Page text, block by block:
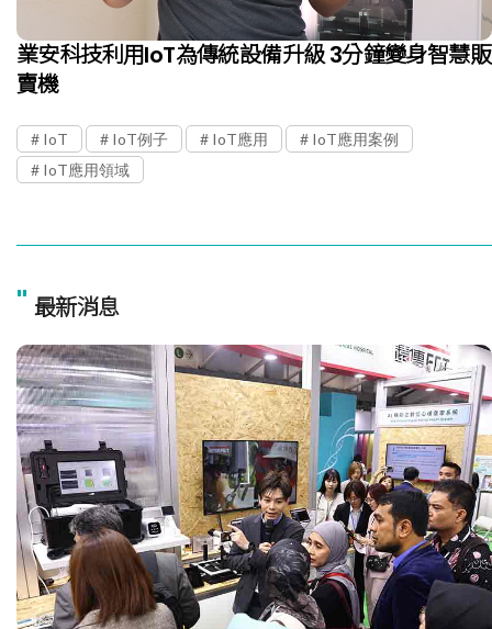
業安科技利用IoT為傳統設備升級 3分鐘變身智慧販
賣機
IoT IoT例子 IoT應用
IoT應用案例
IoT應用領域
" 最新消息